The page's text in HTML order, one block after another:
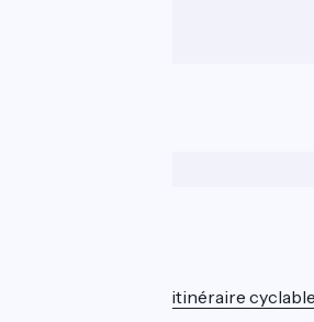
ViaRhôna est un itinéraire